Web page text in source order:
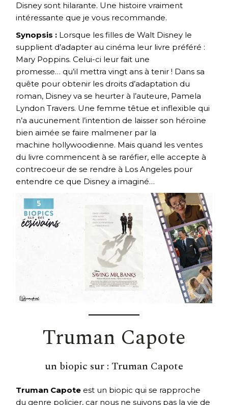
Disney sont hilarante. Une histoire vraiment
intéressante que je vous recommande.
Synopsis : Lorsque les filles de Walt Disney le
supplient d’adapter au cinéma leur livre préféré :
Mary Poppins. Celui-ci leur fait une
promesse… qu’il mettra vingt ans à tenir ! Dans sa
quête pour obtenir les droits d’adaptation du
roman, Disney va se heurter à l’auteure, Pamela
Lyndon Travers. Une femme têtue et inflexible qui
n’a aucunement l’intention de laisser son héroïne
bien aimée se faire malmener par la
machine hollywoodienne. Mais quand les ventes
du livre commencent à se raréfier, elle accepte à
contrecoeur de se rendre à Los Angeles pour
entendre ce que Disney a imaginé…
Truman Capote
un biopic sur : Truman Capote
Truman Capote est un biopic qui se rapproche
du genre policier, car nous ne suivons pas la vie de